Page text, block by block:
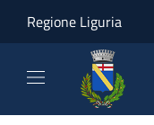
Regione Liguria